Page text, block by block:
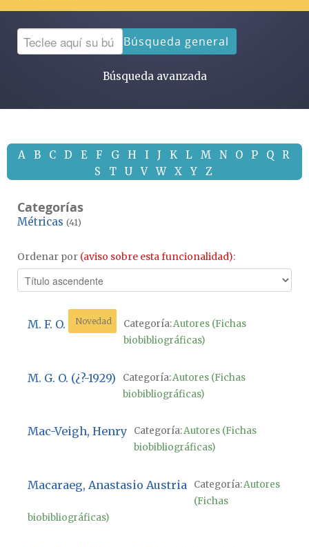
Búsqueda general
Búsqueda avanzada
A B C D E F G H I J K L M N O P Q
R
S
T U V W X Y Z
Categorías
Métricas (41)
Ordenar por (aviso sobre esta funcionalidad):
M. F. O. Novedad Categoría:Autores (Fichas
biobibliográficas)
M. G. O. (¿?-1929) Categoría:Autores (Fichas
biobibliográficas)
Mac-Veigh, Henry Categoría:Autores (Fichas
biobibliográficas)
Macaraeg, Anastasio Austria Categoría:Autores
(Fichas
biobibliográficas)